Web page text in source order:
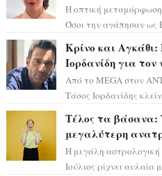
Η οπτική
Όσοι την αγάπησαν ως
Κρίνο και
Ιορδανίδη για τον
Από το MEGA στον
Τάσος Ιορδανίδης
Τέλος τα βάσανα:
μεγαλύτερη
Η μεγάλη
Ιούλιος ρίχνει